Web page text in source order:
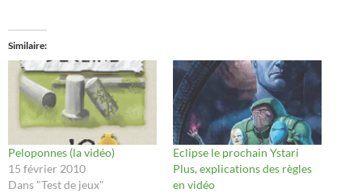
Similaire
Peloponnes (la vidéo)
15 février 2010
Dans "Test de jeux"
Eclipse le prochain Ystari
Plus, explications des règles
en vidéo